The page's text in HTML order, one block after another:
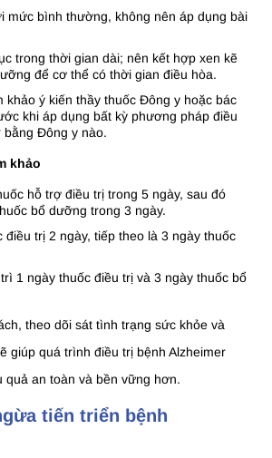
mức bình thường, không nên áp dụng bài
trong thời gian dài; nên kết hợp xen kẽ
để cơ thể có thời gian điều hòa.
khảo ý kiến thầy thuốc Đông y hoặc bác
khi áp dụng bất kỳ phương pháp điều
bằng Đông y nào.
khảo
hỗ trợ điều trị trong 5 ngày, sau đó
bổ dưỡng trong 3 ngày.
trị 2 ngày, tiếp theo là 3 ngày thuốc
1 ngày thuốc điều trị và 3 ngày thuốc bổ
theo dõi sát tình trạng sức khỏe và
giúp quá trình điều trị bệnh Alzheimer
quả an toàn và bền vững hơn.
tiến triển bệnh